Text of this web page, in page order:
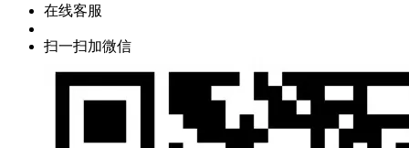
在线客服
扫一扫加微信